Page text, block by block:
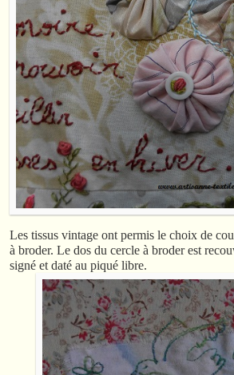
Les tissus vintage ont permis le choix de
à broder. Le dos du cercle à broder est
signé et daté au piqué libre.